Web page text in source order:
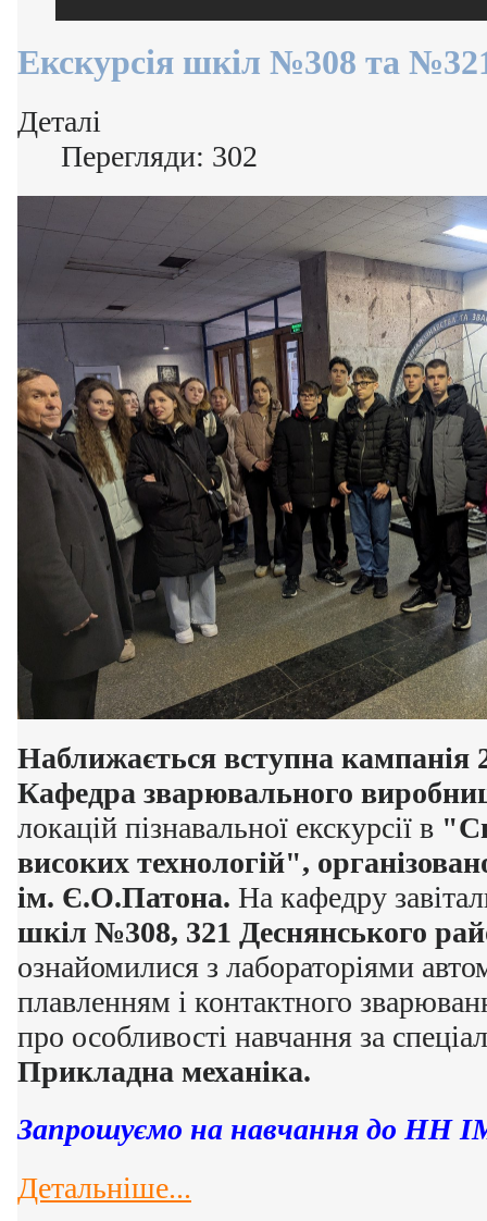
Екскурсія шкіл №308 та
Деталі
Перегляди: 302
Наближається вступна кампанія
Кафедра зварювального
локацій пізнавальної екскурсії в
високих технологій",
ім. Є.О.Патона. На кафедру
шкіл №308, 321 Деснянського
ознайомилися з лабораторіями
плавленням і контактного
про особливості навчання за
Прикладна механіка.
Запрошуємо на навчання до НН
Детальніше...